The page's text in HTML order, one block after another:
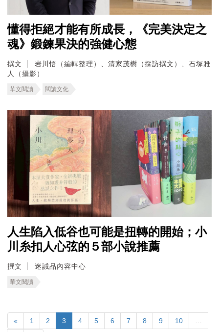
懂得拒絕才能有所成長，《完美決定之
魂》鍛鍊果決的強健心態
撰文
岩川悟（編輯整理）、清家茂樹（採訪撰文）、石塚雅
人（攝影）
華文閱讀 閱讀文化
人生陷入低谷也可能是扭轉的開始；小
川糸扣人心弦的５部小說推薦
撰文 迷誠品內容中心
華文閱讀
« 1 2 3 4 5 6 7 8 9 10